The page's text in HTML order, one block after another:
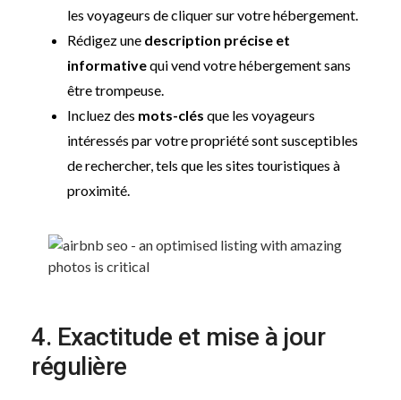
les voyageurs de cliquer sur votre hébergement.
Rédigez une description précise et
informativequi vend votre hébergement sans
être trompeuse.
Incluez des mots-clés que les voyageurs
intéressés par votre propriété sont susceptibles
de rechercher, tels que les sites touristiques à
proximité.
4. Exactitude et mise à jour
régulière